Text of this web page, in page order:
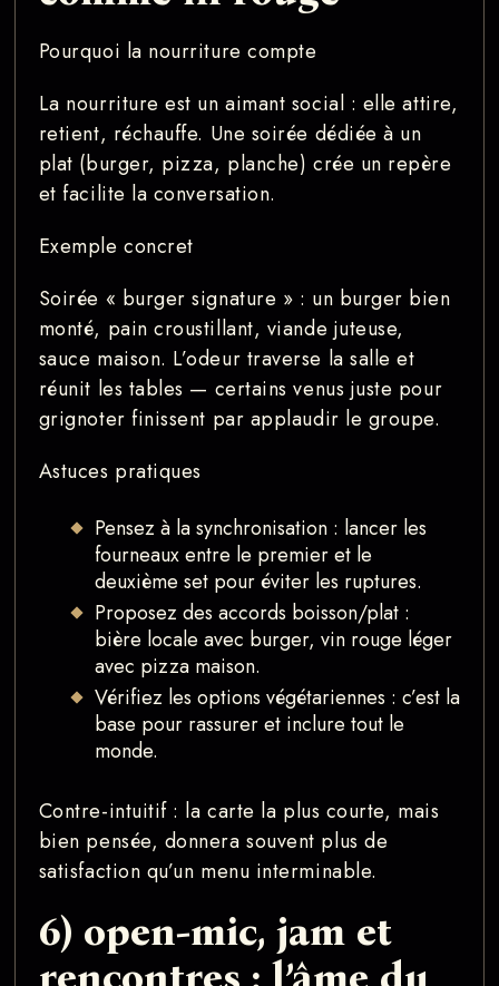
Pourquoi la nourriture compte
La nourriture est un aimant social : elle attire,
retient, réchauffe. Une soirée dédiée à un
plat (burger, pizza, planche) crée un repère
et facilite la conversation.
Exemple concret
Soirée « burger signature » : un burger bien
monté, pain croustillant, viande juteuse,
sauce maison. L’odeur traverse la salle et
réunit les tables — certains venus juste pour
grignoter finissent par applaudir le groupe.
Astuces pratiques
Pensez à la synchronisation : lancer les
fourneaux entre le premier et le
deuxième set pour éviter les ruptures.
Proposez des accords boisson/plat :
bière locale avec burger, vin rouge léger
avec pizza maison.
Vérifiez les options végétariennes : c’est la
base pour rassurer et inclure tout le
monde.
Contre-intuitif : la carte la plus courte, mais
bien pensée, donnera souvent plus de
satisfaction qu’un menu interminable.
6) open-mic, jam et